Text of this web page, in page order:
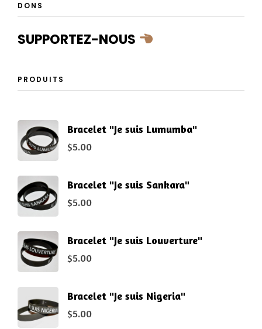
DONS
SUPPORTEZ-NOUS
PRODUITS
Bracelet "Je suis Lumumba"
$5.00
Bracelet "Je suis Sankara"
$5.00
Bracelet "Je suis Louverture"
$5.00
Bracelet "Je suis Nigeria"
$5.00